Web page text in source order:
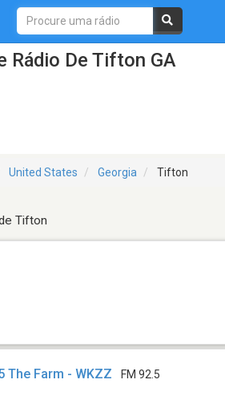
Rádio De Tifton GA
United States Georgia Tifton
Tifton
The Farm - WKZZ FM 92.5